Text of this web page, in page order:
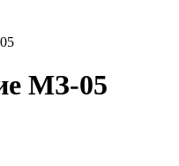
МЗ-05